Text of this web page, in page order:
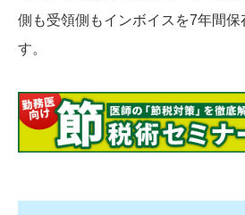
側も受領側もインボイスを7年間保
す。